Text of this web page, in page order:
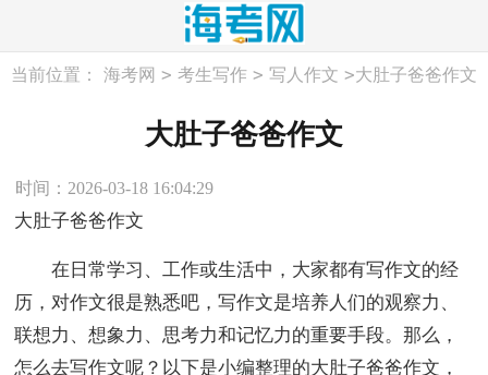
当前位置： 海考网 > 考生写作 > 写人作文 >大肚子爸爸作文
大肚子爸爸作文
时间：2026-03-18 16:04:29
大肚子爸爸作文
在日常学习、工作或生活中，大家都有写作文的经
历，对作文很是熟悉吧，写作文是培养人们的观察力、
联想力、想象力、思考力和记忆力的重要手段。那么，
怎么去写作文呢？以下是小编整理的大肚子爸爸作文，